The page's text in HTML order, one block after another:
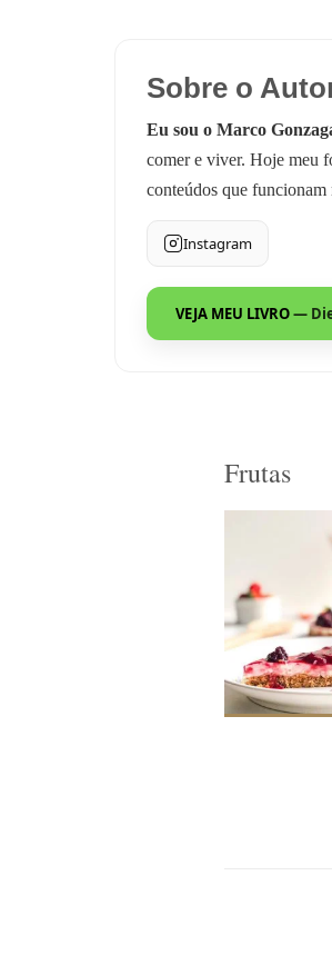
Sobre o
Eu sou o Marco
comer e viver. Hoje meu
conteúdos que funcionam
Instagram
VEJA MEU LIVRO—
Frutas